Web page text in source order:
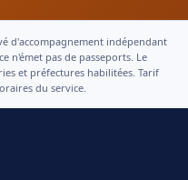
d'accompagnement indépendant
n'émet pas de passeports. Le
et préfectures habilitées. Tarif
du service.